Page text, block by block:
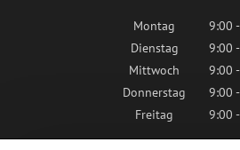
Montag
9:00
Dienstag
9:00
Mittwoch
9:00
Donnerstag
9:00
Freitag
9:00